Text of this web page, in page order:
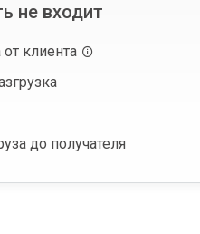
не входит
от клиента
до получателя